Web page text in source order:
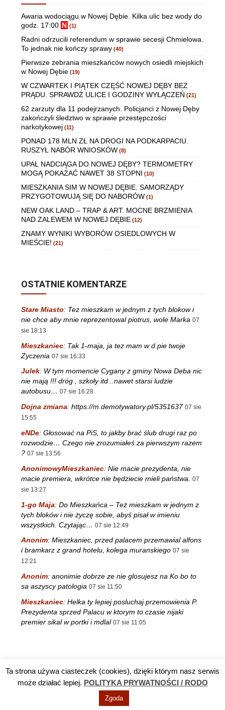
Awaria wodociągu w Nowej Dębie. Kilka ulic bez wody do
godz. 17:00 N (1)
Radni odrzucili referendum w sprawie secesji Chmielowa.
To jednak nie kończy sprawy (40)
Pierwsze zebrania mieszkańców nowych osiedli miejskich
w Nowej Dębie (19)
W CZWARTEK I PIĄTEK CZĘŚĆ NOWEJ DĘBY BEZ
PRĄDU. SPRAWDŹ ULICE I GODZINY WYŁĄCZEŃ (21)
62 zarzuty dla 11 podejrzanych. Policjanci z Nowej Dęby
zakończyli śledztwo w sprawie przestępczości
narkotykowej (11)
PONAD 178 MLN ZŁ NA DROGI NA PODKARPACIU.
RUSZYŁ NABÓR WNIOSKÓW (8)
UPAŁ NADCIĄGA DO NOWEJ DĘBY? TERMOMETRY
MOGĄ POKAZAĆ NAWET 38 STOPNI (10)
MIESZKANIA SIM W NOWEJ DĘBIE. SAMORZĄDY
PRZYGOTOWUJĄ SIĘ DO NABORÓW (1)
NEW OAK LAND – TRAP & ART. MOCNE BRZMIENIA
NAD ZALEWEM W NOWEJ DĘBIE (12)
ZNAMY WYNIKI WYBORÓW OSIEDLOWYCH W
MIEŚCIE! (21)
OSTATNIE KOMENTARZE
Stare Miasto: Tez mieszkam w jednym z tych blokow i
nie chce aby mnie reprezentowal piotrus, wole Marka 07
sie 18:13
Mieszkaniec: Tak 1-maja, ja tez mam w d.pie twoje
Zyczenia 07 sie 16:33
Julek: W tym momencie Cygany z gminy Nowa Deba nic
nie mają !!! dróg , szkoły itd ..nawet starsi ludzie
autobusu… 07 sie 16:28
Dojna zmiana: https://m.demotywatory.pl/5351637 07 sie
15:55
eNDe: Głosować na PiS, to jakby brać ślub drugi raz po
rozwodzie… Czego nie zrozumiałeś za pierwszym razem
? 07 sie 13:56
AnonimowyMieszkaniec: Nie macie prezydenta, nie
macie premiera, wkrótce nie będziecie mieli państwa.
07
sie 13:27
1-go Maja: Do Mieszkańca – Też mieszkam w jednym z
tych bloków i nie życzę sobie, abyś pisał w imieniu
wszystkich. Czytając… 07 sie 12:49
Anonim: Mieszkaniec, przed palacem przemawial alfons
i bramkarz z grand hotelu, kolega muranskiego 07 sie
12:21
Anonim: anonimie dobrze ze nie glosujesz na Ko bo to
sa aszyscy patologia 07 sie 11:50
Mieszkaniec: Helka ty lepiej posluchaj przemowienia P.
Prezydenta sprzed Palacu w ktorym to czasie nijaki
premier sikal w portki i mdlal 07 sie 11:05
Reklama TV DĘBA Polityka prywatności / RODO Kontakt
© Info Nowa Dęba
Ta strona używa ciasteczek (cookies), dzięki którym nasz serwis
może działać lepiej. POLITYKA PRYWATNOŚCI / RODO
Zgoda